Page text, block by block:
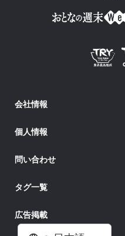
会社情報
個人情報
問い合わせ
タグ一覧
広告掲載